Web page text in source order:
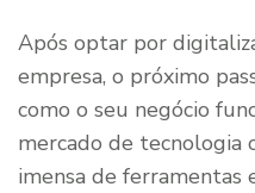
Após optar por
empresa, o próximo
como o seu negócio
mercado de tecnologia
imensa de ferramentas